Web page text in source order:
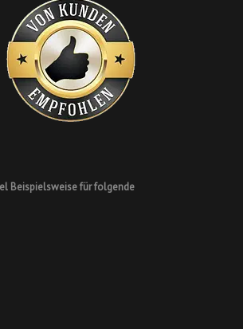
Beispielsweise für folgende